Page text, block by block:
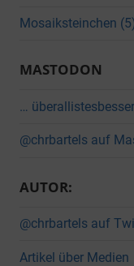
Mosaiksteinchen
MASTODON
…
@chrbartels auf
AUTOR:
@chrbartels auf
Artikel über Medien